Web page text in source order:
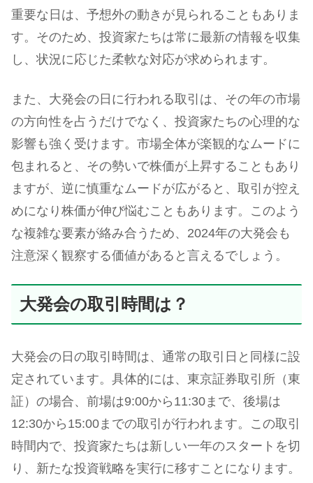
重要な日は、予想外の動きが見られることもありま
す。そのため、投資家たちは常に最新の情報を収集
し、状況に応じた柔軟な対応が求められます。
また、大発会の日に行われる取引は、その年の市場
の方向性を占うだけでなく、投資家たちの心理的な
影響も強く受けます。市場全体が楽観的なムードに
包まれると、その勢いで株価が上昇することもあり
ますが、逆に慎重なムードが広がると、取引が控え
めになり株価が伸び悩むこともあります。このよう
な複雑な要素が絡み合うため、2024年の大発会も
注意深く観察する価値があると言えるでしょう。
大発会の取引時間は？
大発会の日の取引時間は、通常の取引日と同様に設
定されています。具体的には、東京証券取引所（東
証）の場合、前場は9:00から11:30まで、後場は
12:30から15:00までの取引が行われます。この取引
時間内で、投資家たちは新しい一年のスタートを切
り、新たな投資戦略を実行に移すことになります。